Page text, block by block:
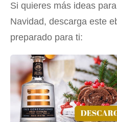
Si quieres más ideas
Navidad, descarga este
preparado para ti: